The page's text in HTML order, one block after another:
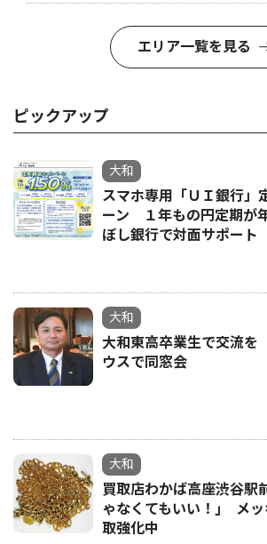
エリア一覧を見る
ピックアップ
大和
スマホ専用「ＵＩ銀行」
ーン １年もの円定期が
ぼし銀行で対面サポート
大和
大和東高卒業生で交流
ウスで同窓会
大和
買取店わかば高座渋谷
ゃなくてもいい！｣ メッ
取強化中